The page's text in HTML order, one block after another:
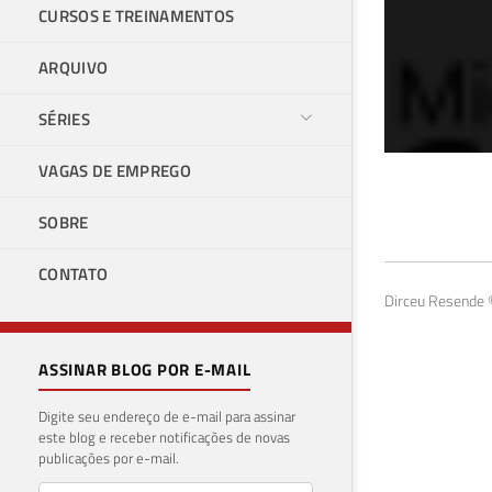
CURSOS E TREINAMENTOS
ARQUIVO
SÉRIES
VAGAS DE EMPREGO
SOBRE
CONTATO
ASSINAR BLOG POR E-MAIL
Digite seu endereço de e-mail para assinar
este blog e receber notificações de novas
publicações por e-mail.
20 de
Dirceu